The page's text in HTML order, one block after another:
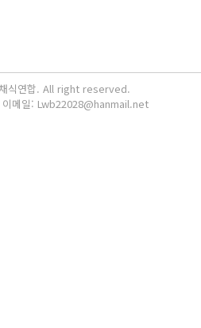
식연합. All right reserved.
메일: Lwb22028@hanmail.net